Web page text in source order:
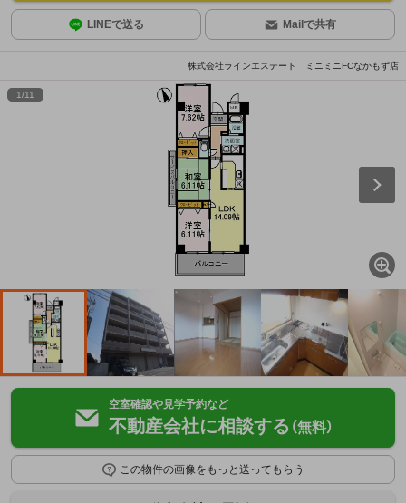
LINEで送る Mailで共有
株式会社ラインエステート ミニミニFCなかもず店
1/11
空室確認や見学予約など
不動産会社に相談する （無料）
この物件の画像をもっと送ってもらう